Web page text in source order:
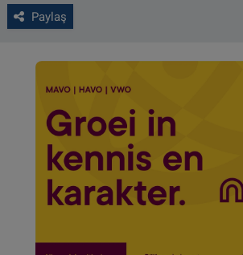
Paylaş
Çerez Politikası